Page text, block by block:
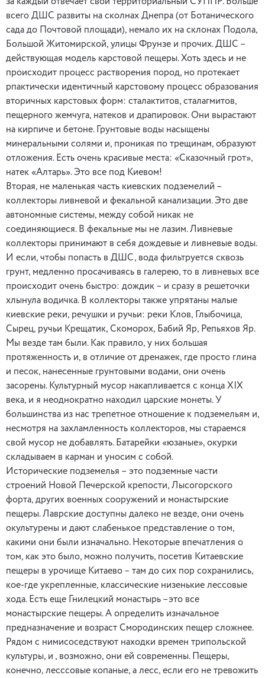
всего ДШС развиты на сколнах Днепра (от Ботанического
сада до Почтовой площади), немало их на склонах Подола,
Большой Житомирской, улицы Фрунзе и прочих. ДШС –
действующая модель карстовой пещеры. Хоть здесь и не
происходит процесс растворения пород, но протекает
рпактически идентичный карстовому процесс образования
вторичных карстовых форм: сталактитов, сталагмитов,
пещерного жемчуга, натеков и драпировок. Они вырастают
на кирпиче и бетоне. Грунтовые воды насыщены
минеральными солями и, проникая по трещинам, образуют
отложения. Есть очень красивые места: «Сказочный грот»,
натек «Алтарь». Это все под Киевом!
Вторая, не маленькая часть киевских подземелий –
коллекторы ливневой и фекальной канализации. Это две
автономные системы, между собой никак не
соединяющиеся. В фекальные мы не лазим. Ливневые
коллекторы принимают в себя дождевые и ливневые воды.
И если, чтобы попасть в ДШС, вода фильтруется сквозь
грунт, медленно просачиваясь в галерею, то в ливневых все
происходит очень быстро: дождик – и сразу в решеточки
хлынула водичка. В коллекторы также упрятаны малые
киевские реки, речушки и ручьи: реки Клов, Глыбочица,
Сырец, ручьи Крещатик, Скоморох, Бабий Яр, Репьяхов Яр.
Мы везде там были. Как правило, у них большая
протяженность и, в отличие от дренажек, где просто глина
и песок, нанесенные грунтовыми водами, они очень
засорены. Культурный мусор накапливается с конца XIX
века, и я неоднократно находил царские монеты. У
большинства из нас трепетное отношение к подземельям и,
несмотря на захламленность коллекторов, мы стараемся
свой мусор не добавлять. Батарейки «юзаные», окурки
складываем в карман и уносим с собой.
Исторические подземелья – это подземные части
строений Новой Печерской крепости, Лысогорского
форта, других военных сооружений и монастырские
пещеры. Лаврские доступны далеко не везде, они очень
окультурены и дают слабенькое представление о том,
какими они были изначально. Некоторые впечатления о
том, как это было, можно получить, посетив Китаевские
пещеры в урочище Китаево – там до сих пор сохранились,
кое-где укрепленные, классические низенькие лессовые
хода. Есть еще Гнилецкий монастырь –это все
монастырские пещеры. А определить изначальное
предназначение и возраст Смородинских пещер сложнее.
Рядом с нимисоседствуют находки времен трипольской
культуры, и , возможно, они ей современны. Пещеры,
конечно, лесссовые копаные, а лесс, если его не тревожить